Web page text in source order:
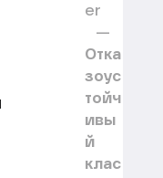
er
Отка
зоус
тойч
ивы
й
клас